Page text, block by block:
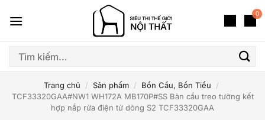
qua
dung
0
Tìm
Trang chủ / Sản phẩm / Bồn Cầu, Bồn Tiểu
/
TCF33320GAA#NW1 WH172A MB170P#SS Bàn cầu treo tường kết
hợp nắp rửa điện tử dòng S2 TCF33320GAA